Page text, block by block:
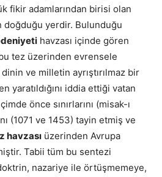
fikir adamlarından birisi olan
doğduğu yerdir. Bulunduğu
havzası içinde gören
tez üzerinden evrensele
dinin ve milletin ayrıştırılmaz bir
yaratıldığını iddia ettiği vatan
önce sınırlarını (misak-ı
(1071 ve 1453) tayin etmiş ve
havzası üzerinden Avrupa
Tabii tüm bu sentezi
nazariye ile örtüşmemeye,